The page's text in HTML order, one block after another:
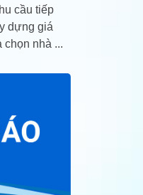
cầu tiếp
dựng giá
chọn nhà ...